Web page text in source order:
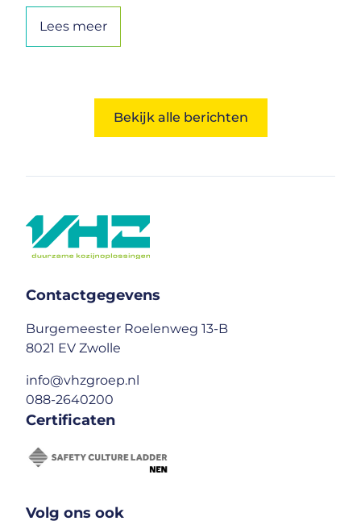
Lees meer
Bekijk alle berichten
Contactgegevens
Burgemeester Roelenweg 13-B
8021 EV Zwolle
info@vhzgroep.nl
088-2640200
Certificaten
Volg ons ook